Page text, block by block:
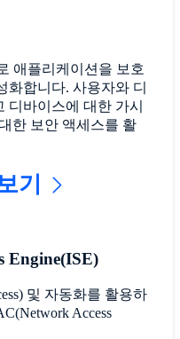
애플리케이션을 보호
화합니다. 사용자와 디
디바이스에 대한 가시
한 보안 액세스를 활
기
Engine(ISE)
및 자동화를 활용하
Access